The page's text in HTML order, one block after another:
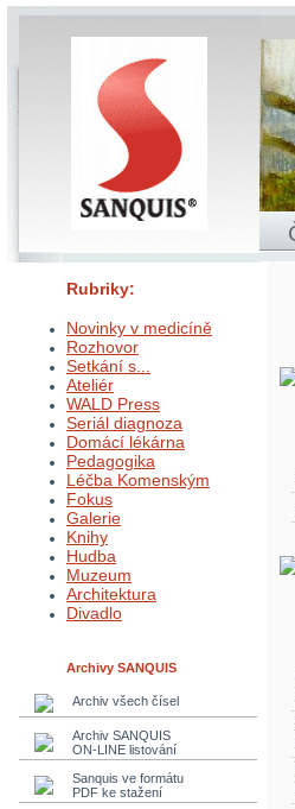
Rubriky:
Novinky v medicíně
Rozhovor
Setkání s...
Ateliér
WALD Press
Seriál diagnoza
Domácí lékárna
Pedagogika
Léčba Komenským
Fokus
Galerie
Knihy
Hudba
Muzeum
Architektura
Divadlo
Archivy SANQUIS
Archiv všech čísel
Archiv SANQUIS
ON-LINE listování
Sanquis ve formátu
PDF ke stažení